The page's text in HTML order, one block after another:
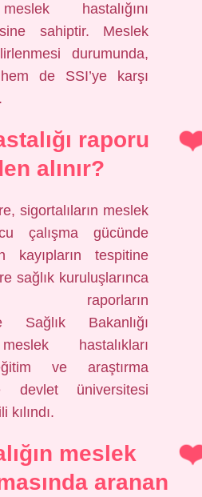
hastalığını
sahiptir. Meslek
durumunda,
de SSI’ye karşı
raporu
alınır?
sigortalıların meslek
çalışma gücünde
kayıpların tespitine
sağlık kuruluşlarınca
raporların
Sağlık Bakanlığı
hastalıkları
ve araştırma
devlet üniversitesi
kılındı.
meslek
aranan